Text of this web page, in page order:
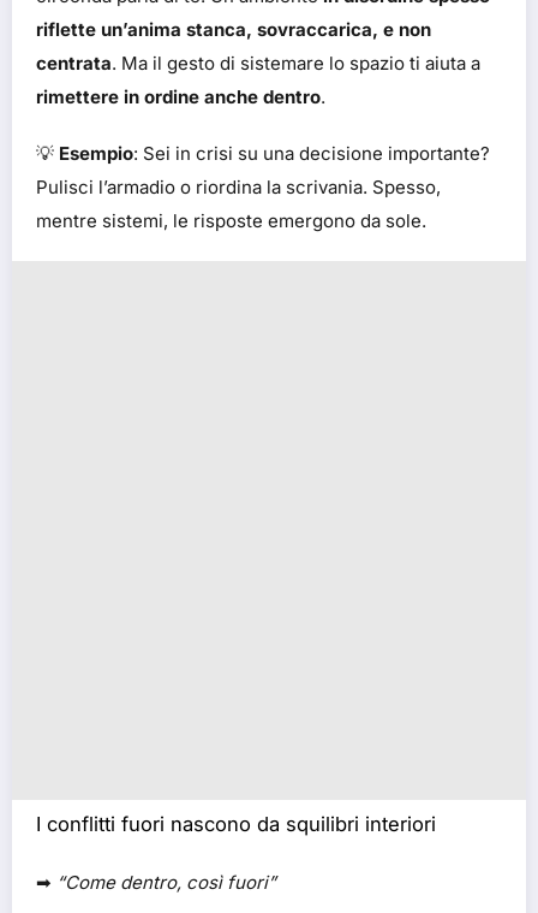
riflette un’anima stanca, sovraccarica, e non
centrata. Ma il gesto di sistemare lo spazio ti aiuta a
rimettere in ordine anche dentro.
💡 Esempio: Sei in crisi su una decisione importante?
Pulisci l’armadio o riordina la scrivania. Spesso,
mentre sistemi, le risposte emergono da sole.
I conflitti fuori nascono da squilibri interiori
➡ “Come dentro, così fuori”